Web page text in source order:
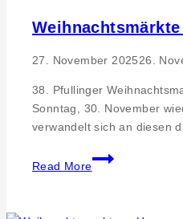
27. November 202526.
38. Pfullinger
Sonntag, 30. November
verwandelt sich an diesen
Read More
in